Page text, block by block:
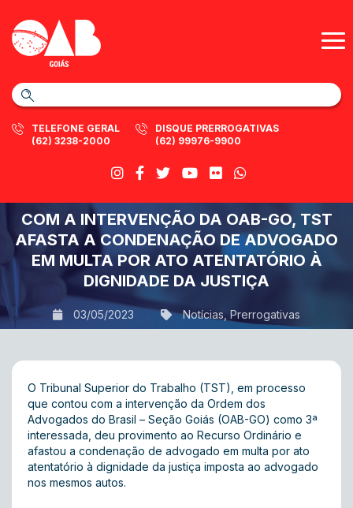
TELEFONE GERAL
(62) 3238-2000
DISQUE PRERROGATIVAS
(62) 99976-9900
COM A INTERVENÇÃO DA OAB-GO, TST
AFASTA A CONDENAÇÃO DE ADVOGADO
EM MULTA POR ATO ATENTATÓRIO À
DIGNIDADE DA JUSTIÇA
03/05/2023 Notícias Prerrogativas
O Tribunal Superior do Trabalho (TST), em processo
que contou com a intervenção da Ordem dos
Advogados do Brasil – Seção Goiás (OAB-GO) como 3ª
interessada, deu provimento ao Recurso Ordinário e
afastou a condenação de advogado em multa por ato
atentatório à dignidade da justiça imposta ao advogado
nos mesmos autos.